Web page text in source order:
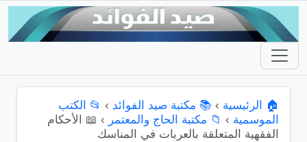
🏠 الرئيسية › 📚 مكتبة صيد الفوائد › 📂 الكتب
الموسمية › 📁 مكتبة الحاج والمعتمر › 📖 الأحكام
الفقهية المتعلقة بالعربات في المناسك